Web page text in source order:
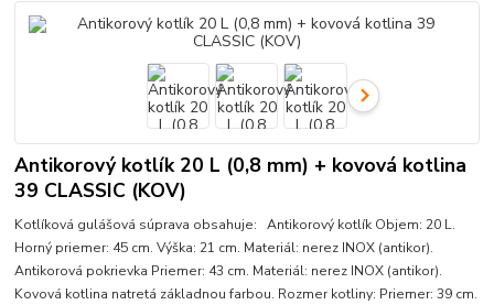
Antikorový kotlík 20 L (0,8 mm) + kovová kotlina
39 CLASSIC (KOV)
Kotlíková gulášová súprava obsahuje: Antikorový kotlík Objem: 20 L.
Horný priemer: 45 cm. Výška: 21 cm. Materiál: nerez INOX (antikor).
Antikorová pokrievka Priemer: 43 cm. Materiál: nerez INOX (antikor).
Kovová kotlina natretá základnou farbou. Rozmer kotliny: Priemer: 39 cm.